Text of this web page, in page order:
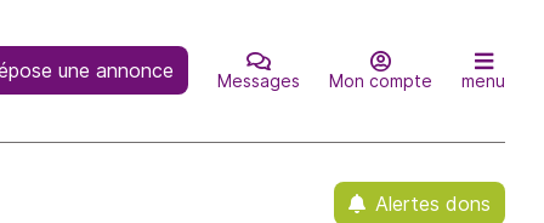
une annonce Messages Mon compte menu
Alertes dons